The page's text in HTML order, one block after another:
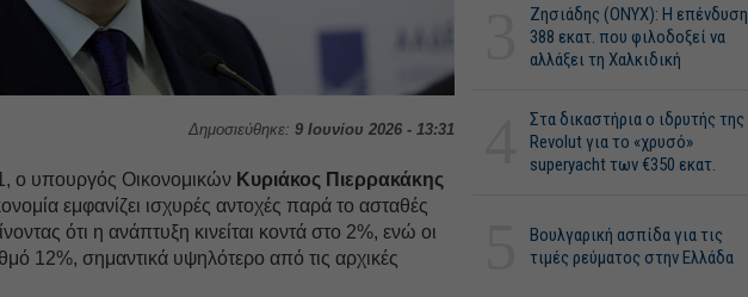
Δημοσιεύθηκε: 9 Ιουνίου 2026 - 13:31
ο υπουργός Οικονομικών Κυριάκος Πιερρακάκης
εμφανίζει ισχυρές αντοχές παρά το ασταθές
ότι η ανάπτυξη κινείται κοντά στο 2%, ενώ οι
12%, σημαντικά υψηλότερο από τις αρχικές
Ζησιάδης (ONYX): Η επένδυση
388 εκατ. που φιλοδοξεί να
αλλάξει τη Χαλκιδική
Στα δικαστήρια ο ιδρυτής της
Revolut για το «χρυσό»
superyacht των €350 εκατ.
Βουλγαρική ασπίδα για τις
τιμές ρεύματος στην Ελλάδα